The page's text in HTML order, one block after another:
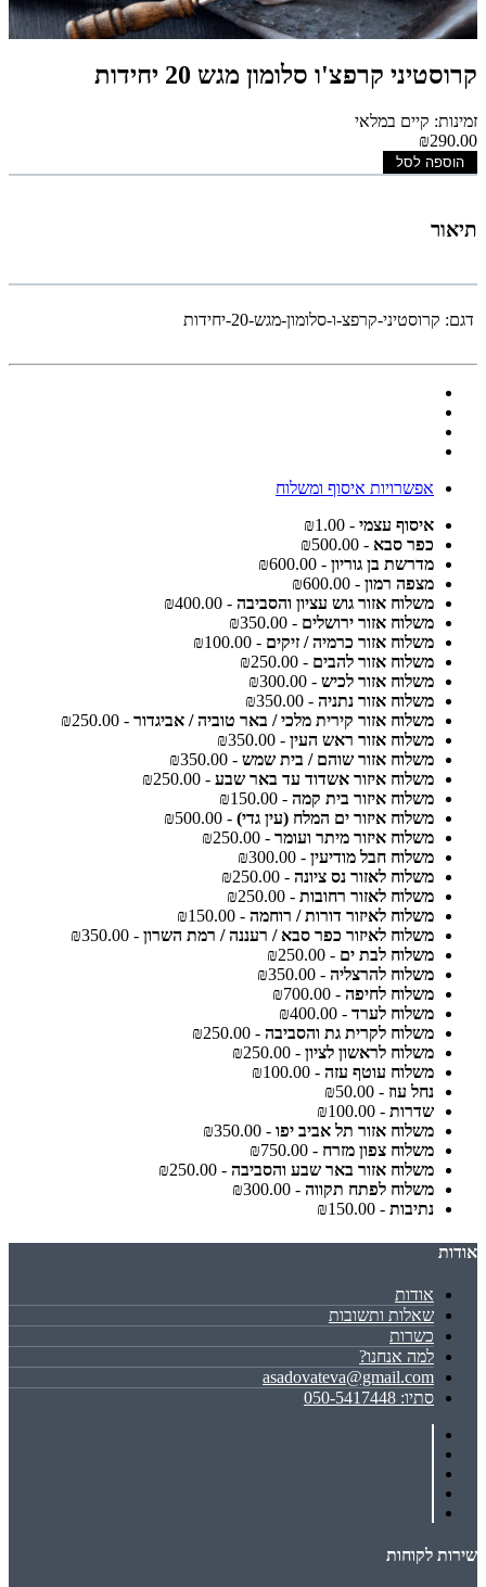
קרוסטיני קרפצ'ו סלומון מגש 20 יחידות
זמינות: קיים במלאי
₪290.00
הוספה לסל
תיאור
דגם: קרוסטיני-קרפצ-ו-סלומון-מגש-20-יחידות
אפשרויות איסוף ומשלוח
איסוף עצמי - ₪1.00
כפר סבא - ₪500.00
מדרשת בן גוריון - ₪600.00
מצפה רמון - ₪600.00
משלוח אזור גוש עציון והסביבה - ₪400.00
משלוח אזור ירושלים - ₪350.00
משלוח אזור כרמיה / זיקים - ₪100.00
משלוח אזור להבים - ₪250.00
משלוח אזור לכיש - ₪300.00
משלוח אזור נתניה - ₪350.00
משלוח אזור קירית מלכי / באר טוביה / אביגדור - ₪250.00
משלוח אזור ראש העין - ₪350.00
משלוח אזור שוהם / בית שמש - ₪350.00
משלוח איזור אשדוד עד באר שבע - ₪250.00
משלוח איזור בית קמה - ₪150.00
משלוח איזור ים המלח (עין גדי) - ₪500.00
משלוח איזור מיתר ועומר - ₪250.00
משלוח חבל מודיעין - ₪300.00
משלוח לאזור נס ציונה - ₪250.00
משלוח לאזור רחובות - ₪250.00
משלוח לאיזור דורות / רוחמה - ₪150.00
משלוח לאיזור כפר סבא / רעננה / רמת השרון - ₪350.00
משלוח לבת ים - ₪250.00
משלוח להרצליה - ₪350.00
משלוח לחיפה - ₪700.00
משלוח לערד - ₪400.00
משלוח לקרית גת והסביבה - ₪250.00
משלוח לראשון לציון - ₪250.00
משלוח עוטף עזה - ₪100.00
נחל עוז - ₪50.00
שדרות - ₪100.00
משלוח אזור תל אביב יפו - ₪350.00
משלוח צפון מזרח - ₪750.00
משלוח אזור באר שבע והסביבה - ₪250.00
משלוח לפתח תקווה - ₪300.00
נתיבות - ₪150.00
אודות
אודות
שאלות ותשובות
כשרות
למה אנחנו?
asadovateva@gmail.com
סתיו: 050-5417448
שירות לקוחות